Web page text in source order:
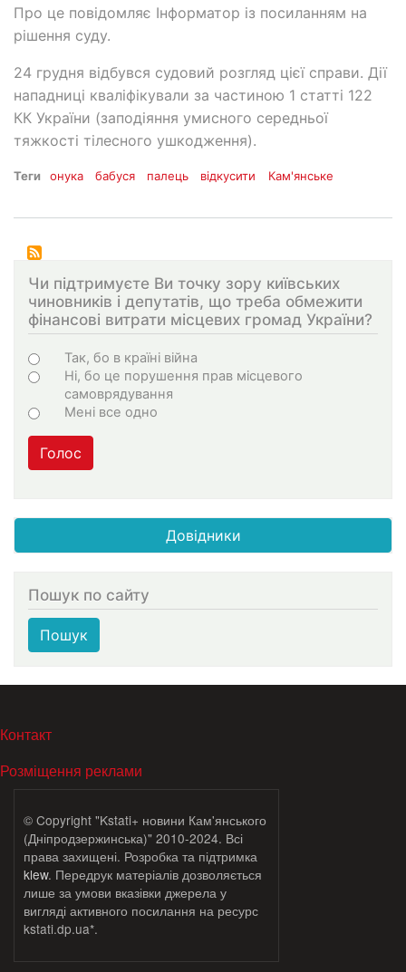
Про це повідомляє Інформатор із посиланням на
рішення суду.
24 грудня відбувся судовий розгляд цієї справи. Дії
нападниці кваліфікували за частиною 1 статті 122
КК України (заподіяння умисного середньої
тяжкості тілесного ушкодження).
Теги онука бабуся палець відкусити Кам'янське
Чи підтримуєте Ви точку зору київських
чиновників і депутатів, що треба обмежити
фінансові витрати місцевих громад України?
Варіанти
Так, бо в країні війна
Ні, бо це порушення прав місцевого
самоврядування
Мені все одно
Голос
Довідники
Пошук по сайту
Пошук
МЕНЮ В ПОДВАЛЕ
Контакт
Розміщення реклами
© Copyright "Kstati+ новини Кам'янського
(Дніпродзержинська)" 2010-2024. Всі
права захищені. Розробка та підтримка
klew. Передрук матеріалів дозволяється
лише за умови вказівки джерела у
вигляді активного посилання на ресурс
kstati.dp.ua*.